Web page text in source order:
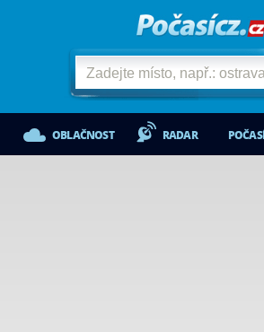
OBLAČNOST RADAR